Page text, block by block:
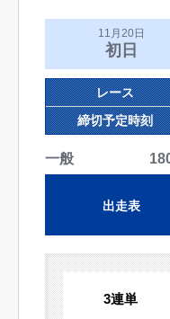
11月20日
初日
レース
締切予定時刻
一般
出走表
3連単